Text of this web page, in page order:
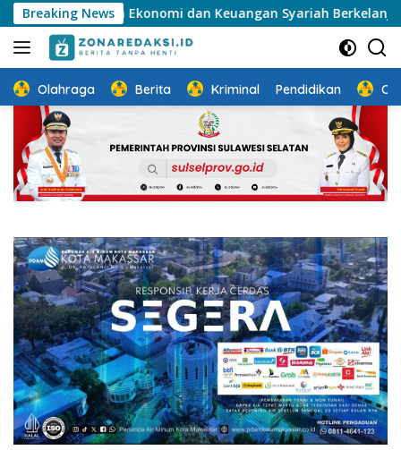
Langsung
ke
konten
Breaking News
Ekonomi dan Keuangan Syariah Berkelanjutan
Olahraga Berita Kriminal Pendidikan